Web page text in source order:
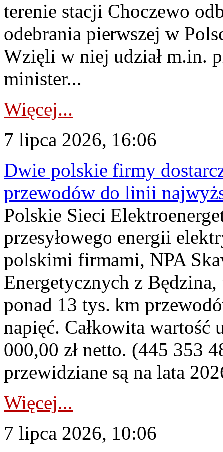
terenie stacji Choczewo
odebrania pierwszej w
Wzięli w niej udział m.in.
minister...
Więcej...
7 lipca 2026, 16:06
Dwie polskie firmy
przewodów do linii
Polskie Sieci
przesyłowego energii
polskimi firmami, NPA
Energetycznych z
ponad 13 tys. km
napięć. Całkowita
000,00 zł netto. (445 353
przewidziane są na lata
Więcej...
7 lipca 2026, 10:06